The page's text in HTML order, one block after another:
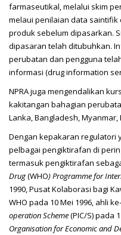
farmaseutikal, melalui skim
melaui penilaian data saintifik
produk sebelum dipasarkan.
dipasaran telah ditubuhkan.
perubatan dan pengguna
informasi (drug information
NPRA juga mengendalikan
kakitangan bahagian
Lanka, Bangladesh,
Dengan kepakaran regulatori
pelbagai pengiktirafan di
termasuk pengiktirafan
Drug(WHO) Programme for
1990, Pusat Kolaborasi bagi
WHO pada 10 Mei 1996, ahli
operation Scheme(PIC/S) pada
Organisation for Economic and